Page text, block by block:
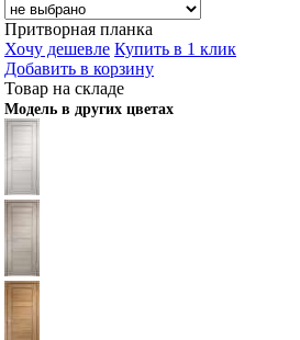
Притворная планка
Хочу дешевле Купить в 1 клик
Добавить в корзину
Товар на складе
Модель в других цветах